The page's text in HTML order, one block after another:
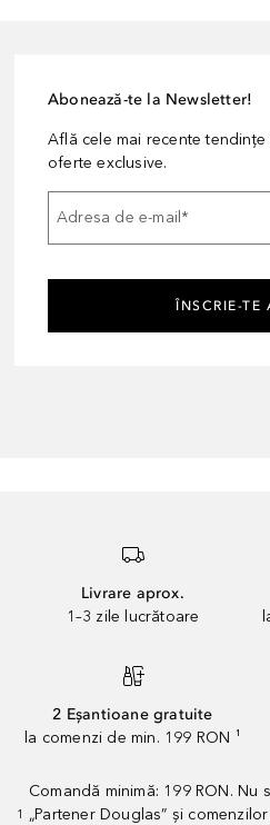
Abonează-te la Newsletter!
Află cele mai recente
oferte exclusive.
Adresa de e-mail*
ÎNSCRIE-TE
Livrare aprox.
1–3 zile lucrătoare
2 Eșantioane gratuite
la comenzi de min. 199 RON ¹
1
Comandă minimă: 199 RON.
„Partener Douglas” și